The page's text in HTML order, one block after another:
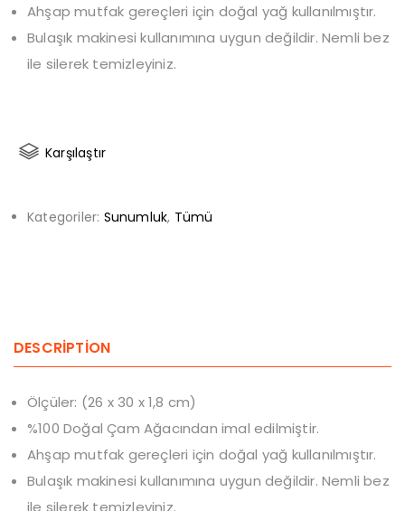
Ahşap mutfak gereçleri için doğal yağ kullanılmıştır.
Bulaşık makinesi kullanımına uygun değildir. Nemli bez
ile silerek temizleyiniz.
Karşılaştır
Kategoriler: Sunumluk, Tümü
DESCRIPTION
Ölçüler: (26 x 30 x 1,8 cm)
%100 Doğal Çam Ağacından imal edilmiştir.
Ahşap mutfak gereçleri için doğal yağ kullanılmıştır.
Bulaşık makinesi kullanımına uygun değildir. Nemli bez